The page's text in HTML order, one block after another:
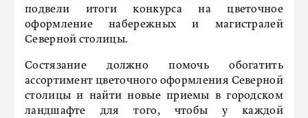
подвели итоги конкурса на цветочное
оформление набережных и магистралей
Северной столицы.
Состязание должно помочь обогатить
ассортимент цветочного оформления Северной
столицы и найти новые приемы в городском
ландшафте для того, чтобы у каждой